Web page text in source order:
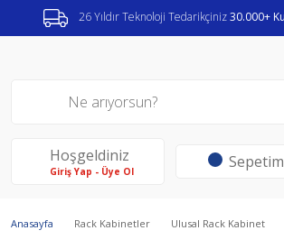
26 Yıldır Teknoloji Tedarikçiniz30.000+
Hoşgeldiniz
Giriş Yap - Üye Ol Sepetim
Anasayfa Rack Kabinetler Ulusal Rack Kabinet